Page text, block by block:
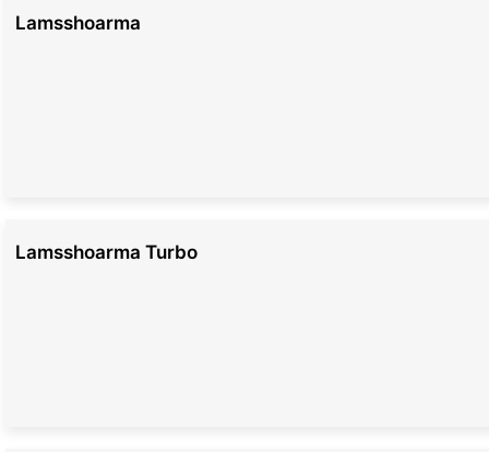
Lamsshoarma
Lamsshoarma Turbo